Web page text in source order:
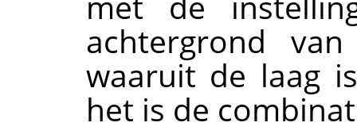
achtergrond
waaruit de laag
het is de